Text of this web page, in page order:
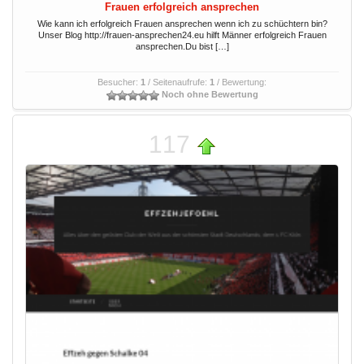
Frauen erfolgreich ansprechen
Wie kann ich erfolgreich Frauen ansprechen wenn ich zu schüchtern bin?
Unser Blog http://frauen-ansprechen24.eu hilft Männer erfolgreich Frauen
ansprechen.Du bist […]
Besucher: 1 / Seitenaufrufe: 1 / Bewertung:
Noch ohne Bewertung
117